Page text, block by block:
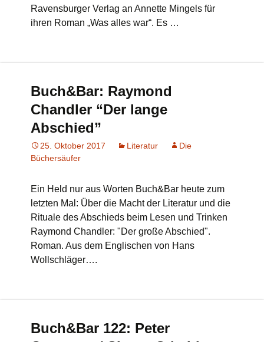
Ravensburger Verlag an Annette Mingels für
ihren Roman „Was alles war“. Es …
Buch&Bar: Raymond
Chandler “Der lange
Abschied”
25. Oktober 2017 Literatur
Die
Büchersäufer
Ein Held nur aus Worten Buch&Bar heute zum
letzten Mal: Über die Macht der Literatur und die
Rituale des Abschieds beim Lesen und Trinken
Raymond Chandler: "Der große Abschied".
Roman. Aus dem Englischen von Hans
Wollschläger….
Buch&Bar 122: Peter